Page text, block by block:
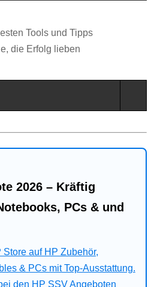
Tools und Tipps
die Erfolg lieben
2026 – Kräftig
PCs & und
auf HP Zubehör,
& PCs mit Top-Ausstattung.
den HP SSV Angeboten